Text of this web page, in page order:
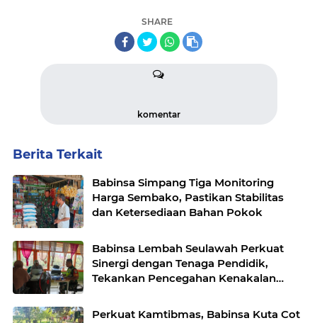
SHARE
komentar
Berita Terkait
Babinsa Simpang Tiga Monitoring
Harga Sembako, Pastikan Stabilitas
dan Ketersediaan Bahan Pokok
Babinsa Lembah Seulawah Perkuat
Sinergi dengan Tenaga Pendidik,
Tekankan Pencegahan Kenakalan
Perkuat Kamtibmas, Babinsa Kuta Cot